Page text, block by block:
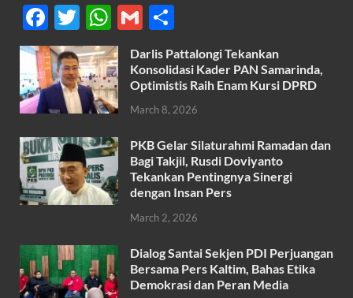
F
ac
e
b
o
o
k
T
w
itt
er
W
h
at
s
A
p
p
G
m
ail
h
ar
e
Darlis Pattalongi Tekankan
Konsolidasi Kader PAN Samarinda,
Optimistis Raih Enam Kursi DPRD
March 8, 2026
PKB Gelar Silaturahmi Ramadan dan
Bagi Takjil, Rusdi Doviyanto
Tekankan Pentingnya Sinergi
dengan Insan Pers
March 2, 2026
Dialog Santai Sekjen PDI Perjuangan
Bersama Pers Kaltim, Bahas Etika
Demokrasi dan Peran Media